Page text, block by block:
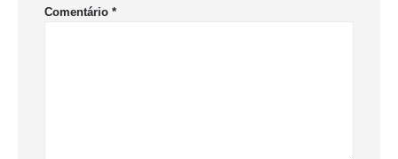
Comentário *